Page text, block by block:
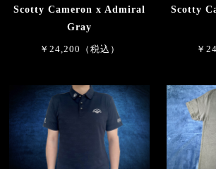
Scotty Cameron x Admiral
Gray
￥24,200（税込）
Scotty
￥